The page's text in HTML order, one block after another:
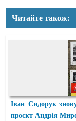
Читайте також:
Іван Сидорук
проєкт Андрія